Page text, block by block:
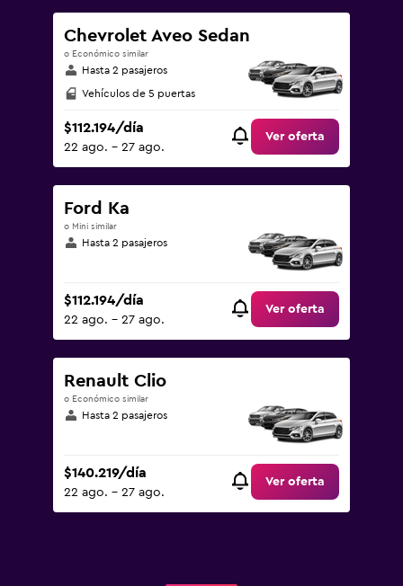
Chevrolet Aveo Sedan
o Económico similar
Hasta 2 pasajeros
Vehículos de 5 puertas
$112.194/día
22 ago. - 27 ago.
Ver oferta
Ford Ka
o Mini similar
Hasta 2 pasajeros
$112.194/día
22 ago. - 27 ago.
Ver oferta
Renault Clio
o Económico similar
Hasta 2 pasajeros
$140.219/día
22 ago. - 27 ago.
Ver oferta